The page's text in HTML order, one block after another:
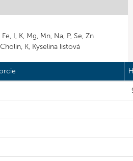
I, K, Mg, Mn, Na, P, Se, Zn
K, Kyselina listová